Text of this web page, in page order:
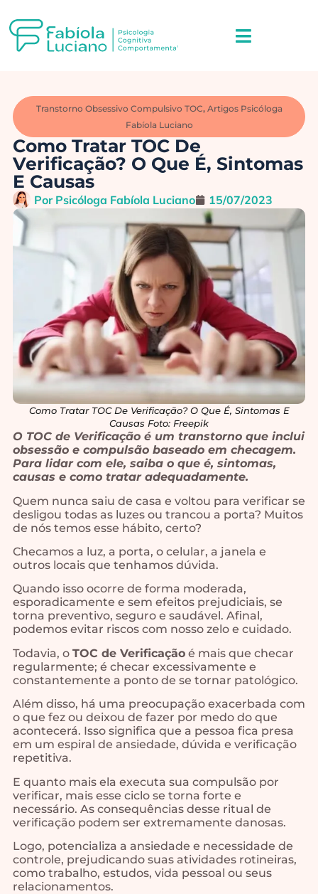
Transtorno Obsessivo Compulsivo TOC, Artigos Psicóloga
Fabíola Luciano
Como Tratar TOC De
Verificação? O Que É, Sintomas
E Causas
PorPsicóloga Fabíola Luciano 15/07/2023
Como Tratar TOC De Verificação? O Que É, Sintomas E
Causas Foto: Freepik
O TOC de Verificação é um transtorno que inclui
obsessão e compulsão baseado em checagem.
Para lidar com ele, saiba o que é, sintomas,
causas e como tratar adequadamente.
Quem nunca saiu de casa e voltou para verificar se
desligou todas as luzes ou trancou a porta? Muitos
de nós temos esse hábito, certo?
Checamos a luz, a porta, o celular, a janela e
outros locais que tenhamos dúvida.
Quando isso ocorre de forma moderada,
esporadicamente e sem efeitos prejudiciais, se
torna preventivo, seguro e saudável. Afinal,
podemos evitar riscos com nosso zelo e cuidado.
Todavia, o TOC de Verificaçãoé mais que checar
regularmente; é checar excessivamente e
constantemente a ponto de se tornar patológico.
Além disso, há uma preocupação exacerbada com
o que fez ou deixou de fazer por medo do que
acontecerá. Isso significa que a pessoa fica presa
em um espiral de ansiedade, dúvida e verificação
repetitiva.
E quanto mais ela executa sua compulsão por
verificar, mais esse ciclo se torna forte e
necessário. As consequências desse ritual de
verificação podem ser extremamente danosas.
Logo, potencializa a ansiedade e necessidade de
controle, prejudicando suas atividades rotineiras,
como trabalho, estudos, vida pessoal ou seus
relacionamentos.